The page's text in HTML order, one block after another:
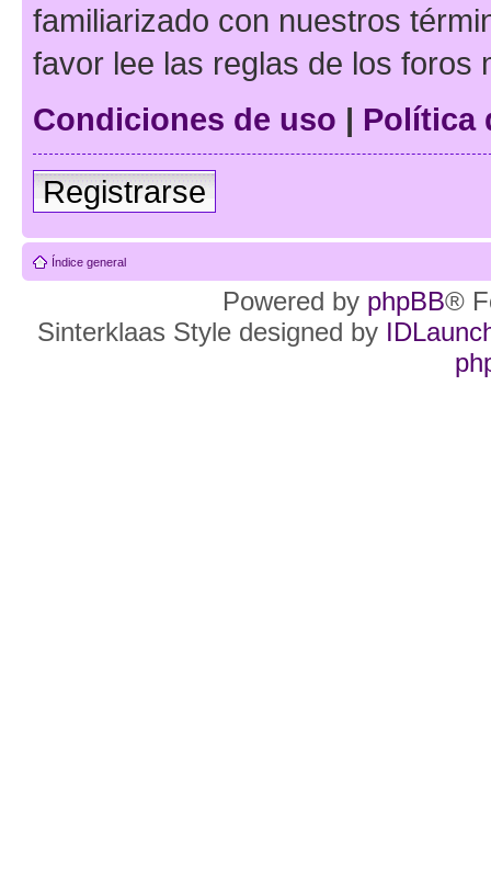
familiarizado con nuestros
favor lee las reglas de los foros
Condiciones de uso | Política
Registrarse
Índice general
Powered by phpBB®
Sinterklaas Style designed by